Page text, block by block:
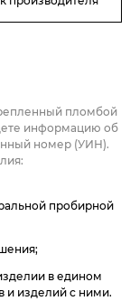
пломбой
информацию об
номер (УИН).
пробирной
в едином
и изделий с ними.